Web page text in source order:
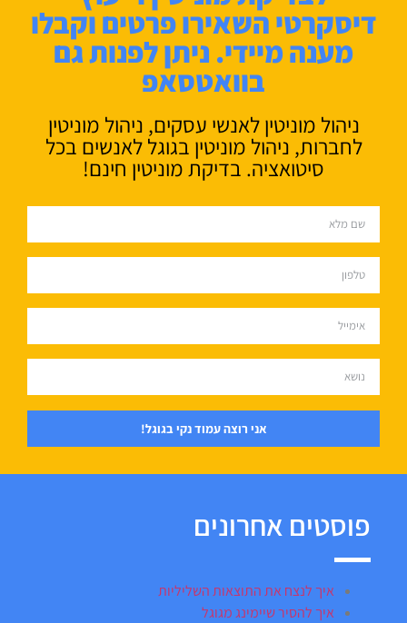
דיסקרטי השאירו פרטים וקבלו
מענה מיידי. ניתן לפנות גם
בוואטסאפ
ניהול מוניטין לאנשי עסקים, ניהול מוניטין
לחברות, ניהול מוניטין בגוגל לאנשים בכל
סיטואציה. בדיקת מוניטין חינם!
אני רוצה עמוד נקי בגוגל!
פוסטים אחרונים
איך לנצח את התוצאות השליליות
איך להסיר שיימינג מגוגל